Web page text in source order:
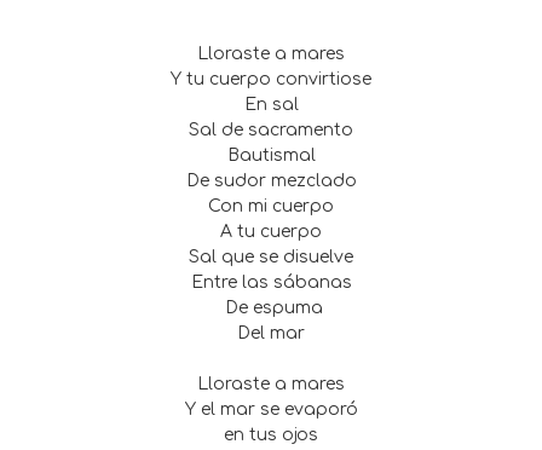
Lloraste a mares
Y tu cuerpo convirtiose
En sal
Sal de sacramento
Bautismal
De sudor mezclado
Con mi cuerpo
A tu cuerpo
Sal que se disuelve
Entre las sábanas
De espuma
Del mar
Lloraste a mares
Y el mar se evaporó
en tus ojos